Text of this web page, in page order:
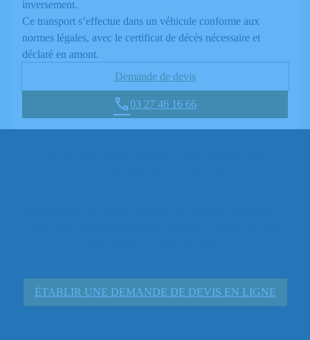
inversement.
Ce transport s’effectue dans un véhicule conforme aux
normes légales, avec le certificat de décès nécessaire et
déclaré en amont.
Demande de devis
03 27 46 16 66
ÉTABLIR UNE DEMANDE DE DEVIS EN LIGNE